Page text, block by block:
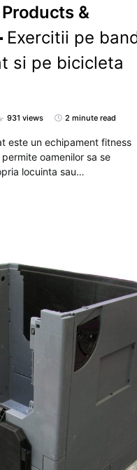
&
Exercitii pe
si pe bicicleta
931 views 2 minute read
este un echipament fitness
oamenilor sa se
locuinta sau…